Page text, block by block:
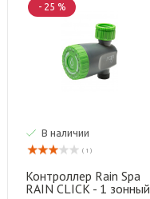
- 25 %
В наличии
( 1 )
Контроллер Rain Spa
RAIN CLICK - 1 зонный